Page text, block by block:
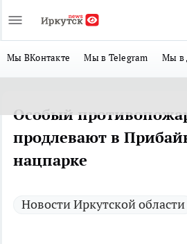
Мы ВКонтакте Мы в Telegram Мы в
Особый
продлевают в
нацпарке
Новости Иркутской области